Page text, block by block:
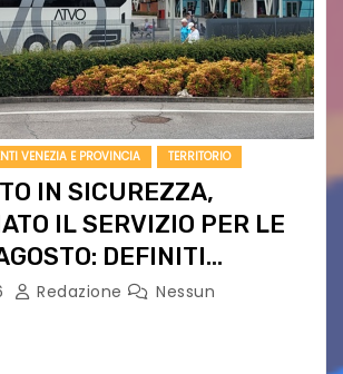
VENEZIA E PROVINCIA TERRITORIO
IN SICUREZZA,
IL SERVIZIO PER LE
DEFINITI
FERMATE E ORARIO
Redazione
Nessun